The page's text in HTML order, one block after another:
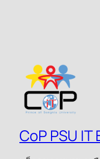
CoP PSU IT